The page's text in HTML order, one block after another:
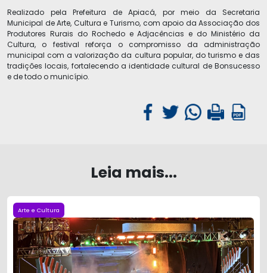
Realizado pela Prefeitura de Apiacá, por meio da Secretaria
Municipal de Arte, Cultura e Turismo, com apoio da Associação dos
Produtores Rurais do Rochedo e Adjacências e do Ministério da
Cultura, o festival reforça o compromisso da administração
municipal com a valorização da cultura popular, do turismo e das
tradições locais, fortalecendo a identidade cultural de Bonsucesso
e de todo o município.
Leia mais...
Arte e Cultura